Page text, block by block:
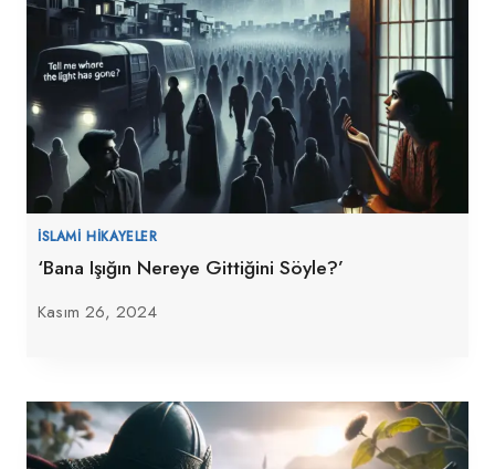
İSLAMI HIKAYELER
‘Bana Işığın Nereye Gittiğini Söyle?’
Kasım 26, 2024